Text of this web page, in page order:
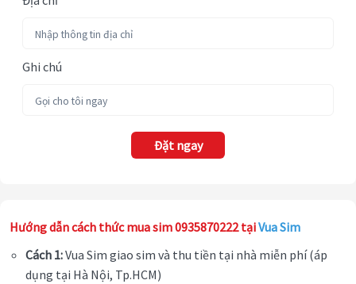
Ghi chú
Đặt ngay
Hướng dẫn cách thức mua sim 0935870222 tạiVua Sim
Cách 1:Vua Sim giao sim và thu tiền tại nhà miễn phí (áp
dụng tại Hà Nội, Tp.HCM)